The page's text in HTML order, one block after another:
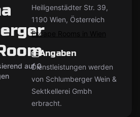
auf 0
Heiligenstädter Str. 39,
1190 Wien, Österreich
Escape Rooms in Wien
Angaben
Dienstleistungen werden
von Schlumberger Wein &
Sektkellerei Gmbh
erbracht.